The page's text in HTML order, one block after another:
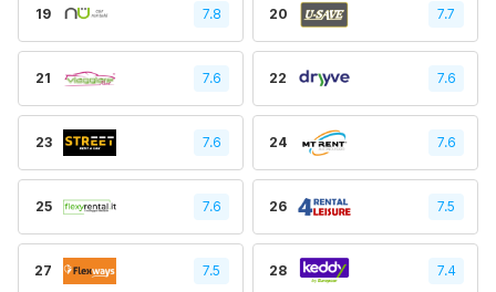
19 7.8 20 7.7
21 7.6 22 7.6
23 7.6 24 7.6
25 7.6 26 7.5
27 7.5 28 7.4